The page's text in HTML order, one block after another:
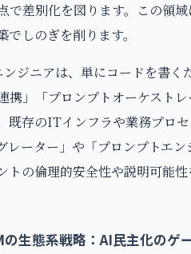
で差別化を図ります。この領
しのぎを削ります。
ジニアは、単にコードを書く
携」「プロンプトオーケスト
既存のITインフラや業務プロ
レーター」や「プロンプトエ
トの倫理的安全性や説明可能
生態系戦略：AI民主化のゲ